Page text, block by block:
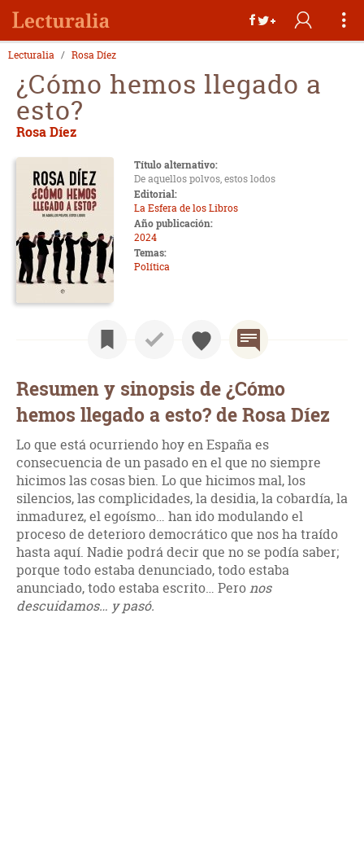
Lecturalia Rosa Díez
¿Cómo hemos llegado a
esto?
Rosa Díez
Título alternativo:
De aquellos polvos, estos lodos
Editorial:
La Esfera de los Libros
Año publicación:
2024
Temas:
Política
Resumen y sinopsis de ¿Cómo
hemos llegado a esto? de Rosa Díez
Lo que está ocurriendo hoy en España es
consecuencia de un pasado en el que no siempre
hicimos las cosas bien. Lo que hicimos mal, los
silencios, las complicidades, la desidia, la cobardía, la
inmadurez, el egoísmo… han ido modulando el
proceso de deterioro democrático que nos ha traído
hasta aquí. Nadie podrá decir que no se podía saber;
porque todo estaba denunciado, todo estaba
anunciado, todo estaba escrito… Peronos
descuidamos… y pasó.